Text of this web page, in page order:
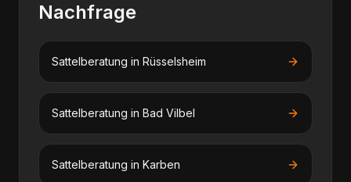
Nachfrage
Sattelberatung in Rüsselsheim
Sattelberatung in Bad Vilbel
Sattelberatung in Karben